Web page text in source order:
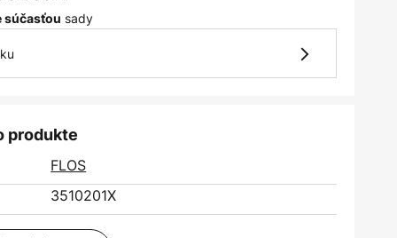
súčasťou sady
produkte
FLOS
3510201X